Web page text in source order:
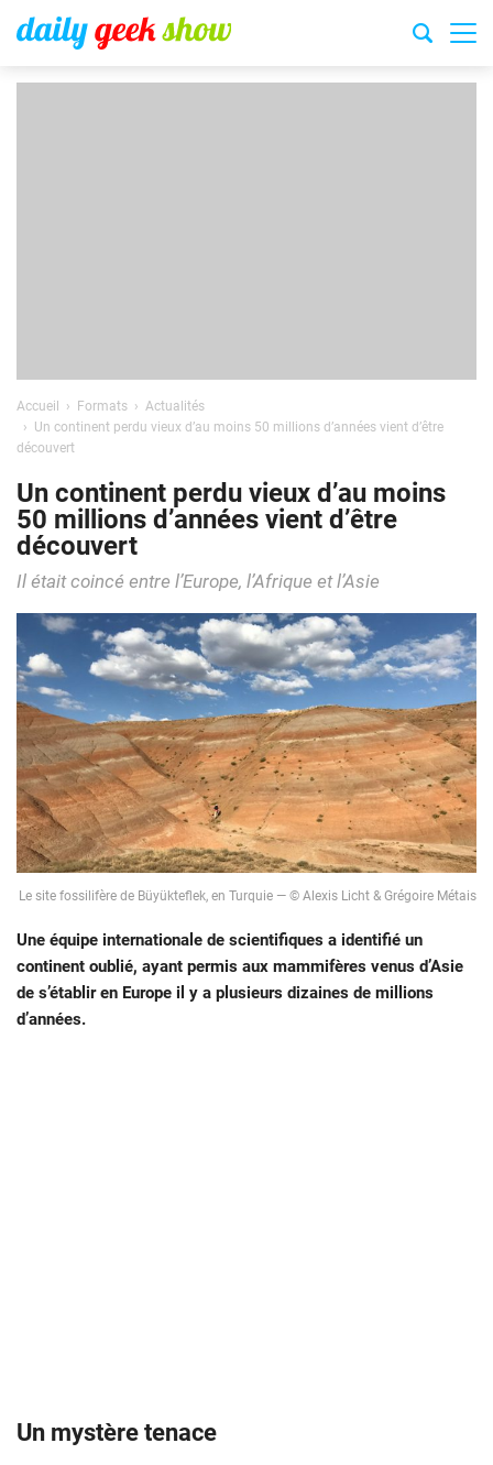
Accueil Formats
Actualités
Un continent perdu vieux d’au moins 50 millions d’années vient d’être
découvert
Un continent perdu vieux d’au moins
50 millions d’années vient d’être
découvert
Il était coincé entre l’Europe, l’Afrique et l’Asie
Le site fossilifère de Büyükteflek, en Turquie — © Alexis Licht & Grégoire Métais
Une équipe internationale de scientifiques a identifié un
continent oublié, ayant permis aux mammifères venus d’Asie
de s’établir en Europe il y a plusieurs dizaines de millions
d’années.
Un mystère tenace